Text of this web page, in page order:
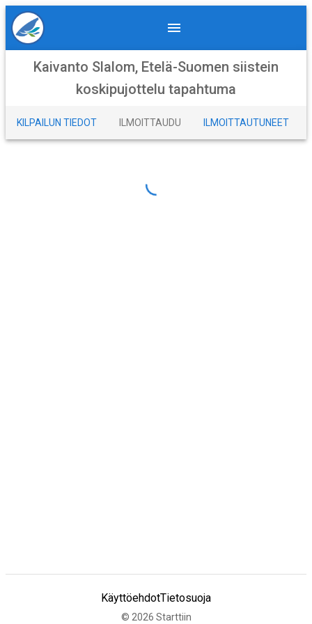
Kaivanto Slalom, Etelä-Suomen siistein
koskipujottelu tapahtuma
KILPAILUN TIEDOT ILMOITTAUDU ILMOITTAUTUNEET
KäyttöehdotTietosuoja
© 2026 Starttiin